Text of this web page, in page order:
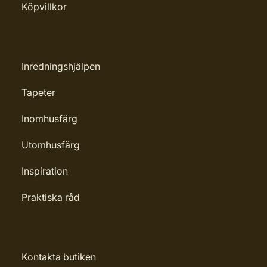
woven
Märkning: Nyhet
Leverantörens artikelnummer: 32112
Köpvillkor
Inredningshjälpen
Tapeter
Inomhusfärg
Utomhusfärg
Inspiration
Praktiska råd
Kontakta butiken